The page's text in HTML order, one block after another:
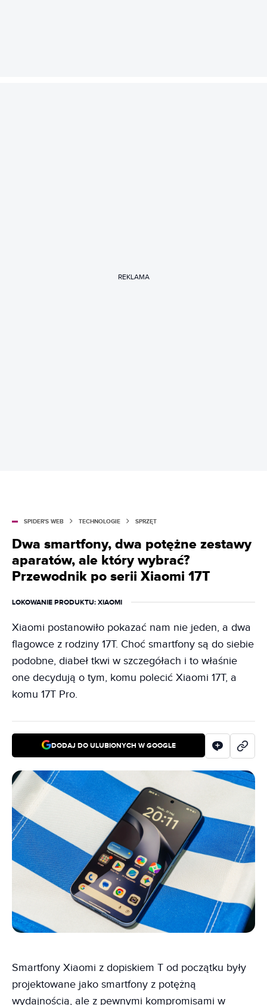
REKLAMA
SPIDER'S WEB TECHNOLOGIE SPRZĘT
Dwa smartfony, dwa potężne zestawy
aparatów, ale który wybrać?
Przewodnik po serii Xiaomi 17T
LOKOWANIE PRODUKTU: XIAOMI
Xiaomi postanowiło pokazać nam nie jeden, a dwa
flagowce z rodziny 17T. Choć smartfony są do siebie
podobne, diabeł tkwi w szczegółach i to właśnie
one decydują o tym, komu polecić Xiaomi 17T, a
komu 17T Pro.
DODAJ DO ULUBIONYCH W GOOGLE
Smartfony Xiaomi z dopiskiem T od początku były
projektowane jako smartfony z potężną
wydajnością, ale z pewnymi kompromisami w